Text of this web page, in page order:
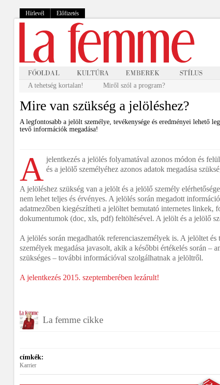
Hírlevél Előfizetés
A tehetség kortalan! Miről szól a program?
Mire van szükség a jelöléshez?
A legfontosabb a jelölt személye, tevékenysége és eredményei lehető
tevő információk megadása!
A jelentkezés a jelölés folyamatával azonos módon és
és a jelölő személyéhez azonos adatok megadása
A jelöléshez szükség van a jelölt és a jelölő személy
nem lehet teljes és érvényes. A jelölés során megadott
adatmezőben kiegészítheti a jelöltet bemutató internetes linkek,
dokumentumok (doc, xls, pdf) feltöltésével. A jelölt és a jelölő
A jelölés során megadhatók referenciaszemélyek is. A jelöltet és
személyek megadása javasolt, akik a későbbi értékelés során –
szükséges – további információval szolgálhatnak a jelöltről.
A jelentkezés 2015. szeptemberében lezárult!
La femme cikke
címkék:
Karrier